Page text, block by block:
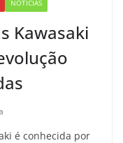
NOTÍCIAS
Kawasaki
é conhecida por